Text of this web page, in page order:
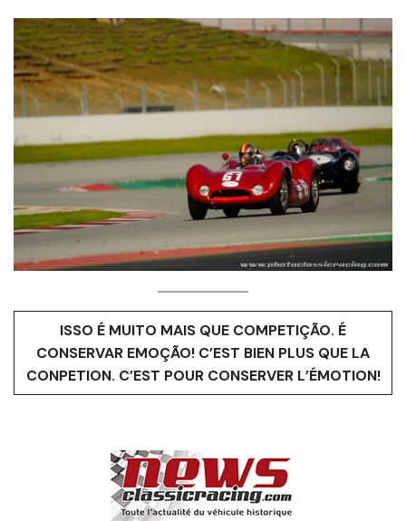
ISSO É MUITO MAIS QUE COMPETIÇÃO. É
CONSERVAR EMOÇÃO! C’EST BIEN PLUS QUE LA
CONPETION. C’EST POUR CONSERVER L’ÉMOTION!